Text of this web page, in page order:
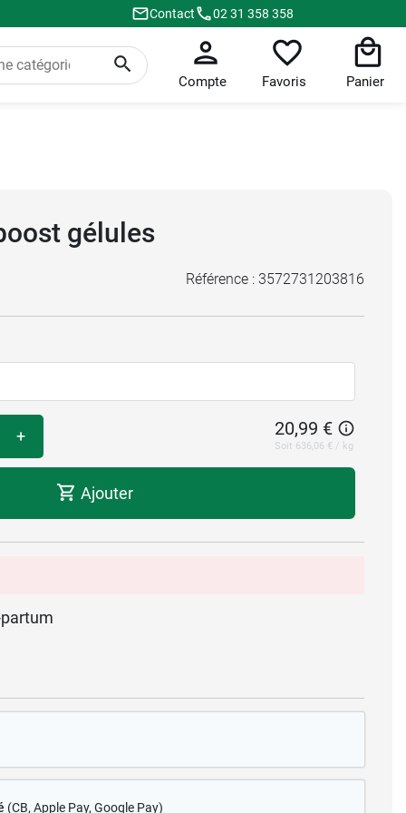
Contact 02 31 358 358
Compte Favoris Panier
gélules
Référence : 3572731203816
+ 20,99 €
Soit 636,06 € / kg
Ajouter
(CB, Apple Pay, Google Pay)